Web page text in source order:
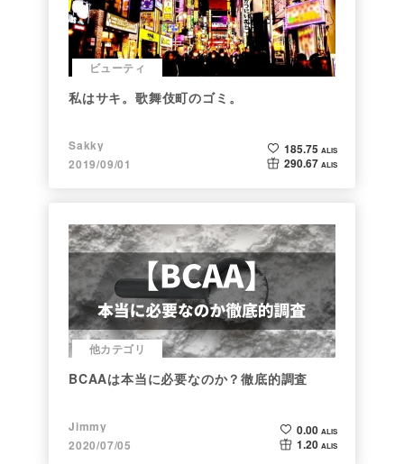
ビューティ
私はサキ。歌舞伎町のゴミ。
Sakky
2019/09/01
185.75 ALIS
290.67 ALIS
他カテゴリ
BCAAは本当に必要なのか？徹底的調査
Jimmy
2020/07/05
0.00 ALIS
1.20 ALIS